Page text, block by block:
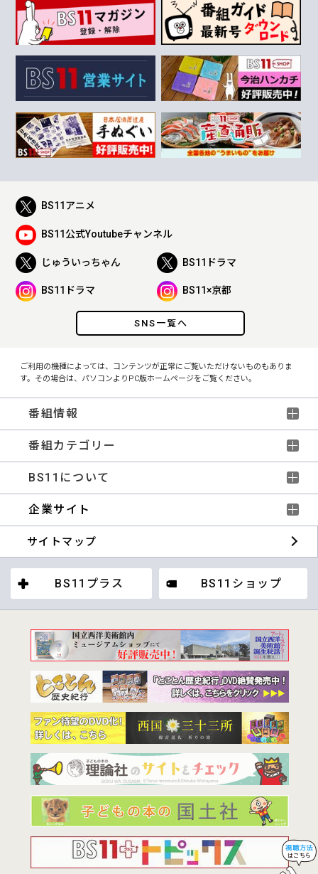
SNS一覧へ
BS11アニメ
BS11公式Youtubeチャンネル
じゅういっちゃん BS11ドラマ
BS11ドラマ BS11×京都
ご利用の機種によっては、コンテンツが正常にご覧いただけないものもありま
す。その場合は、パソコンよりPC版ホームページをご覧ください。
番組情報
番組カテゴリー
BS11について
企業サイト
サイトマップ
BS11プラス BS11ショップ